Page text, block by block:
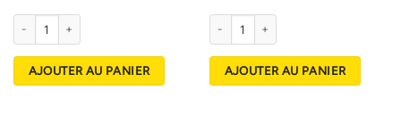
AJOUTER AU PANIER AJOUTER AU PANIER